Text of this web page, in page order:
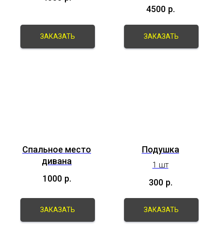
ЗАКАЗАТЬ
4500 р.
ЗАКАЗАТЬ
Спальное место
дивана
1000 р.
ЗАКАЗАТЬ
Подушка
1 шт
300 р.
ЗАКАЗАТЬ